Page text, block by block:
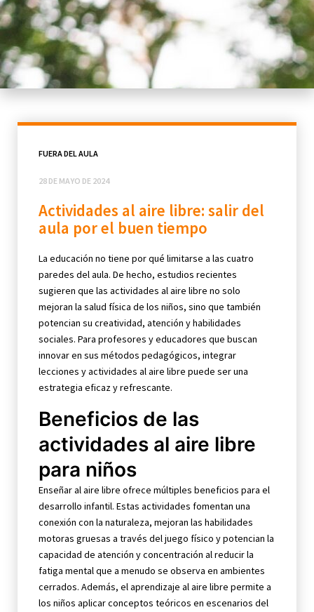
FUERA DEL AULA
28 DE MAYO DE 2024
Actividades al aire libre: salir del
aula por el buen tiempo
La educación no tiene por qué limitarse a las cuatro
paredes del aula. De hecho, estudios recientes
sugieren que las actividades al aire libre no solo
mejoran la salud física de los niños, sino que también
potencian su creatividad, atención y habilidades
sociales. Para profesores y educadores que buscan
innovar en sus métodos pedagógicos, integrar
lecciones y actividades al aire libre puede ser una
estrategia eficaz y refrescante.
Beneficios de las
actividades al aire libre
para niños
Enseñar al aire libre ofrece múltiples beneficios para el
desarrollo infantil. Estas actividades fomentan una
conexión con la naturaleza, mejoran las habilidades
motoras gruesas a través del juego físico y potencian la
capacidad de atención y concentración al reducir la
fatiga mental que a menudo se observa en ambientes
cerrados. Además, el aprendizaje al aire libre permite a
los niños aplicar conceptos teóricos en escenarios del